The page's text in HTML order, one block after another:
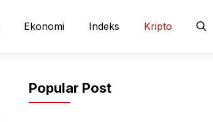
Ekonomi Indeks Kripto
Popular Post